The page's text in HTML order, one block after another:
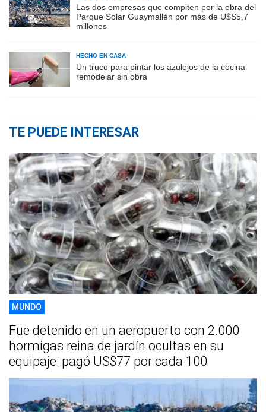
Las dos empresas que compiten por la obra del
Parque Solar Guaymallén por más de U$S5,7
millones
HECHO EN CASA
Un truco para pintar los azulejos de la cocina
remodelar sin obra
TE PUEDE INTERESAR
MUNDO
Fue detenido en un aeropuerto con 2.000
hormigas reina de jardín ocultas en su
equipaje: pagó US$77 por cada 100